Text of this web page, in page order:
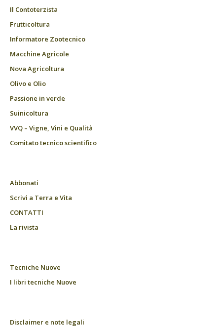
Il Contoterzista
Frutticoltura
Informatore Zootecnico
Macchine Agricole
Nova Agricoltura
Olivo e Olio
Passione in verde
Suinicoltura
VVQ – Vigne, Vini e Qualità
Comitato tecnico scientifico
Abbonati
Scrivi a Terra e Vita
CONTATTI
La rivista
Tecniche Nuove
I libri tecniche Nuove
Disclaimer e note legali